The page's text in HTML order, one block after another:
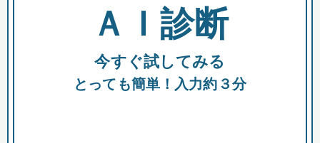
全国の検索結果を含めて表示
助成金 融資 出資
ＡＩ診断
今すぐ試してみる
とっても簡単！入力約３分